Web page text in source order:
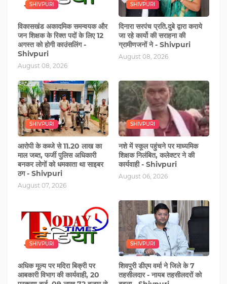
SHIVPURI
विकासखंड अकादमिक समन्वयक और
जन शिक्षक के रिक्त पदों के लिए 12
अगस्त को होगी काउंसलिंग -
Shivpuri
August 08, 2026
SHIVPURI
दिनारा सरपंच प्रति.दुबे द्वारा कराये
जा रहे कार्यो की सराहना की
ग्रामीणजनों ने - Shivpuri
August 08, 2026
SHIVPURI
आरोपी के कब्‍जे से 11.20 लाख का
माल जब्त, फर्जी पुलिस अधिकारी
बनकर लोगों को धमकाता था साइबर
ठग - Shivpuri
August 07, 2026
SHIVPURI
नशे में स्‍कूल पहुंचने पर माध्यमिक
शिक्षक निलंबित, कलेक्टर ने की
कार्यवाही - Shivpuri
August 06, 2026
SHIVPURI
अधिक मूल्य पर मदिरा बिक्री पर
आबकारी विभाग की कार्यवाही, 20
SHIVPURI
शिवपुरी डीएम वर्मा ने जिले के 7
तहसीलदार - नायब तहसीलदरों को